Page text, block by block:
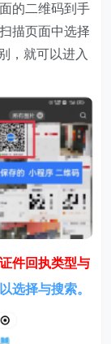
的二维码到手
描页面中选择
，就可以进入
证件回执类型与
选择与搜索。